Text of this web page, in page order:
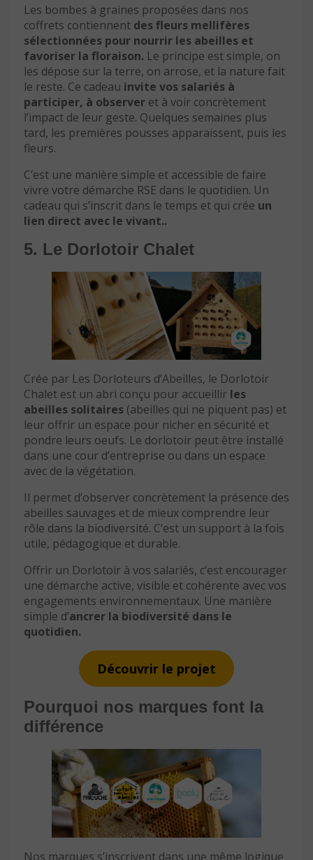
Les bombes à graines proposées dans nos
coffrets contiennent des fleurs mellifères
sélectionnées pour nourrir les abeilles et
favoriser la floraison. Le principe est simple, on
les dépose sur la terre, on arrose, et la nature fait
le reste. Ce cadeau invite vos salariés à
participer, à observer et à voir concrètement
l’impact de leur geste. Quelques semaines plus
tard, les premières pousses apparaissent, puis les
fleurs.
C’est une manière simple et accessible de faire
vivre votre démarche RSE dans le quotidien. Un
cadeau qui s’inscrit dans le temps et qui crée un
lien direct avec le vivant..
5. Le Dorlotoir Chalet
Crée par Les Dorloteurs d’Abeilles, le Dorlotoir
Chalet est un abri conçu pour accueillir les
abeilles solitaires (abeilles qui ne piquent pas) et
leur offrir un espace pour nicher en sécurité et
pondre leurs oeufs. Le dorlotoir peut être installé
dans une cour d’entreprise ou dans un espace
avec de la végétation.
Il permet d’observer concrètement la présence des
abeilles sauvages et de mieux comprendre leur
rôle dans la biodiversité. C’est un support à la fois
utile, pédagogique et durable.
Offrir un Dorlotoir à vos salariés, c’est encourager
une démarche active, visible et cohérente avec vos
engagements environnementaux. Une manière
simple d’ancrer la biodiversité dans le
quotidien.
Découvrir le projet
Pourquoi nos marques font la
différence
Nos marques s’inscrivent dans une même logique